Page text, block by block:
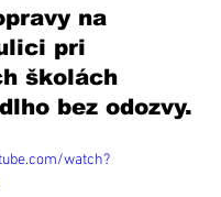
na
pri
školách
bez odozvy.
watch?